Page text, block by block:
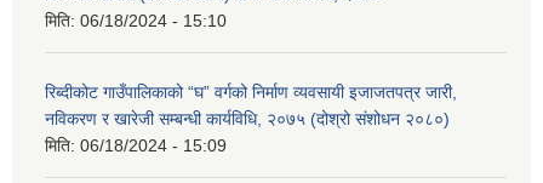
मिति: 06/18/2024 - 15:10
रिब्दीकोट गाउँपालिकाको “घ” वर्गको निर्माण व्यवसायी इजाजतपत्र जारी,
नविकरण र खारेजी सम्बन्धी कार्यविधि, २०७५ (दोश्रो संशोधन २०८०)
मिति: 06/18/2024 - 15:09